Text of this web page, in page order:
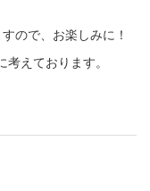
ので、お楽しみに！
えております。